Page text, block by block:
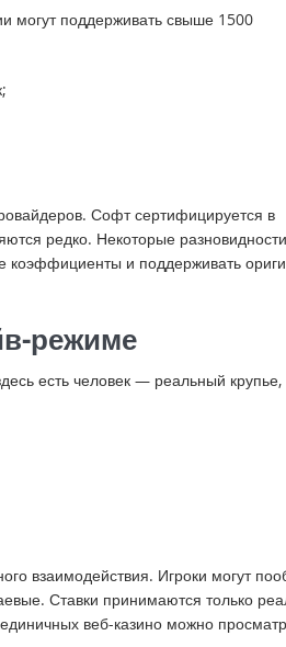
могут поддерживать свыше 1500
Софт сертифицируется в
редко. Некоторые разновидности
коэффициенты и поддерживать
режиме
есть человек — реальный крупье,
взаимодействия. Игроки могут
Ставки принимаются только
веб-казино можно